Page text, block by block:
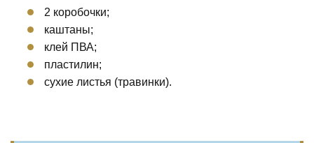
2 коробочки;
каштаны;
клей ПВА;
пластилин;
сухие листья (травинки).